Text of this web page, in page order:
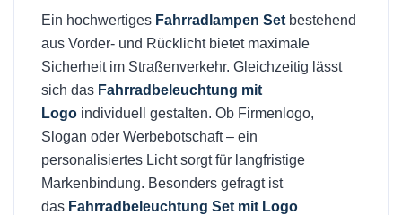
Ein hochwertiges Fahrradlampen Set bestehend
aus Vorder- und Rücklicht bietet maximale
Sicherheit im Straßenverkehr. Gleichzeitig lässt
sich das Fahrradbeleuchtung mit
Logo individuell gestalten. Ob Firmenlogo,
Slogan oder Werbebotschaft – ein
personalisiertes Licht sorgt für langfristige
Markenbindung. Besonders gefragt ist
das Fahrradbeleuchtung Set mit Logo